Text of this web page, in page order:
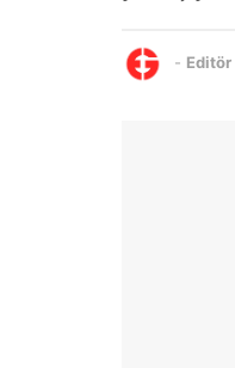
- Editör